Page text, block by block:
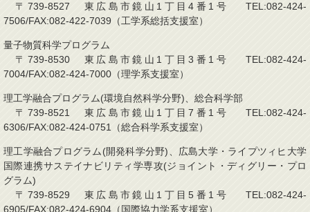
〒739-8527 東広島市鏡山1丁目4番1号 TEL:082-424-
7506/FAX:082-422-7039（工学系総括支援室）
量子物質科学プログラム
〒739-8530 東広島市鏡山1丁目3番1号 TEL:082-424-
7004/FAX:082-424-7000（理学系支援室）
理工学融合プログラム(環境自然科学分野)、総合科学部
〒739-8521 東広島市鏡山1丁目7番1号 TEL:082-424-
6306/FAX:082-424-0751（総合科学系支援室）
理工学融合プログラム(開発科学分野)、広島大学・ライプツィヒ大学
国際連携サステイナビリティ学専攻(ジョイント・ディグリー・プロ
グラム)
〒739-8529 東広島市鏡山1丁目5番1号 TEL:082-424-
6905/FAX:082-424-6904（国際協力学系支援室）